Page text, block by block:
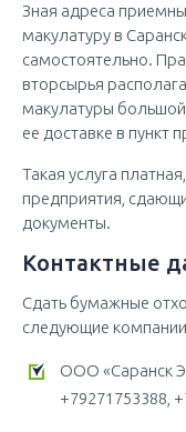
Зная адреса
макулатуру в
самостоятельно.
вторсырья
макулатуры
ее доставке в пункт
Такая услуга
предприятия,
документы.
Контактные
Сдать бумажные
следующие
ООО «Саранск
+79271753388,